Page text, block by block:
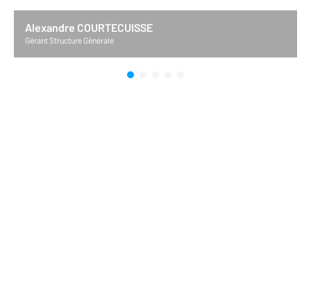
Alexandre COURTECUISSE
Gérant Structure Générale